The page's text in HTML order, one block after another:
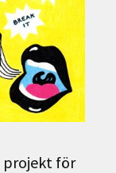
projekt för